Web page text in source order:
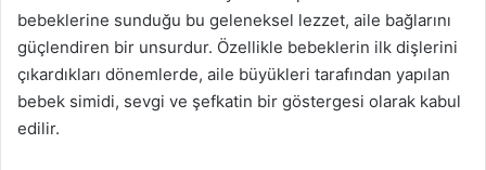
bebeklerine sunduğu bu geleneksel lezzet, aile bağlarını
güçlendiren bir unsurdur. Özellikle bebeklerin ilk dişlerini
çıkardıkları dönemlerde, aile büyükleri tarafından yapılan
bebek simidi, sevgi ve şefkatin bir göstergesi olarak kabul
edilir.